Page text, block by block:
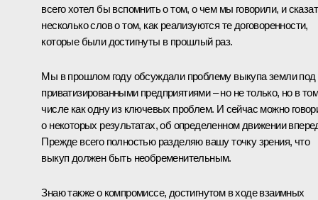
всего хотел бы вспомнить о том, о чем мы говорили, и
несколько слов о том, как реализуются те договоренности,
которые были достигнуты в прошлый раз.
Мы в прошлом году обсуждали проблему выкупа земли под
приватизированными предприятиями – но не только, но в
числе как одну из ключевых проблем. И сейчас можно
о некоторых результатах, об определенном движении
Прежде всего полностью разделяю вашу точку зрения, что
выкуп должен быть необременительным.
Знаю также о компромиссе, достигнутом в ходе взаимных